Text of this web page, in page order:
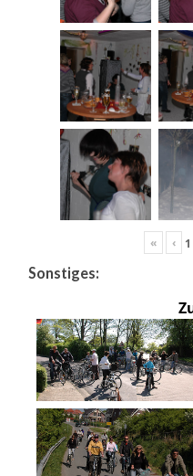
« ‹ 1
Sonstiges: